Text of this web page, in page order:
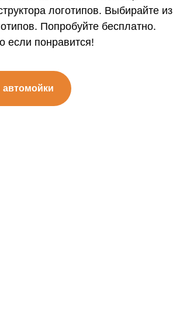
логотипов. Выбирайте из
Попробуйте бесплатно.
если понравится!
автомойки